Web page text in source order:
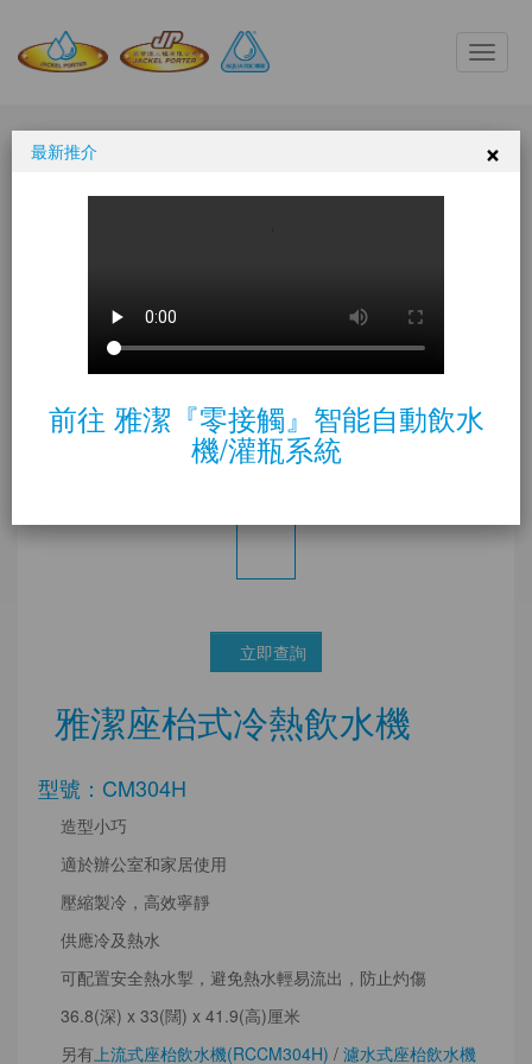
Toggle
×
最新推介
前往 雅潔『零接觸』智能自動飲水
機/灌瓶系統
飲水機 傳統式飲水機 雅潔座枱式冷熱飲水機
立即查詢
雅潔座枱式冷熱飲水機
型號：CM304H
造型小巧
適於辦公室和家居使用
壓縮製冷，高效寧靜
供應冷及熱水
可配置安全熱水掣，避免熱水輕易流出，防止灼傷
36.8(深) x 33(闊) x 41.9(高)厘米
另有上流式座枱飲水機(RCCM304H) / 濾水式座枱飲水機